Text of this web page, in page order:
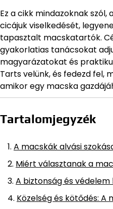
Ez a cikk mindazoknak
cicájuk viselkedését,
tapasztalt macskatartók.
gyakorlatias tanácsokat
magyarázatokat és
Tarts velünk, és fedezd fel,
amikor egy macska
Tartalomjegyzék
A macskák alvási
Miért választanak a
A biztonság és
Közelség és kötődés: